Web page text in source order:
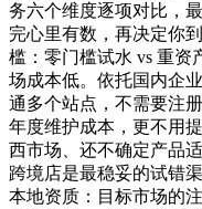
务六个维度逐项对比，
完心里有数，再决定你
槛：零门槛试水 vs 重资
场成本低。依托国内企
通多个站点，不需要注
年度维护成本，更不用
西市场、还不确定产品
跨境店是最稳妥的试错
本地资质：目标市场的